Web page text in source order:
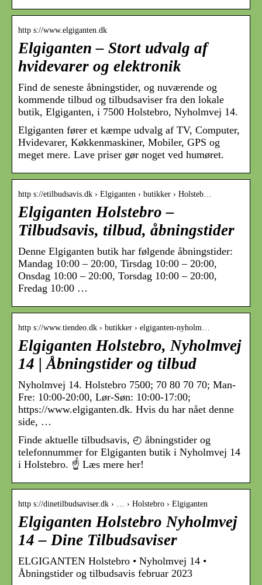
http s://www.elgiganten.dk
Elgiganten – Stort udvalg af
hvidevarer og elektronik
Find de seneste åbningstider, og nuværende og
kommende tilbud og tilbudsaviser fra den lokale
butik, Elgiganten, i 7500 Holstebro, Nyholmvej 14.
Elgiganten fører et kæmpe udvalg af TV, Computer,
Hvidevarer, Køkkenmaskiner, Mobiler, GPS og
meget mere. Lave priser gør noget ved humøret.
http s://etilbudsavis.dk › Elgiganten › butikker › Holsteb…
Elgiganten Holstebro –
Tilbudsavis, tilbud, åbningstider
Denne Elgiganten butik har følgende åbningstider:
Mandag 10:00 – 20:00, Tirsdag 10:00 – 20:00,
Onsdag 10:00 – 20:00, Torsdag 10:00 – 20:00,
Fredag 10:00 …
http s://www.tiendeo.dk › butikker › elgiganten-nyholm…
Elgiganten Holstebro, Nyholmvej
14 | Åbningstider og tilbud
Nyholmvej 14. Holstebro 7500; 70 80 70 70; Man-
Fre: 10:00-20:00, Lør-Søn: 10:00-17:00;
https://www.elgiganten.dk. Hvis du har nået denne
side, …
Finde aktuelle tilbudsavis, ◴ åbningstider og
telefonnummer for Elgiganten butik i Nyholmvej 14
i Holstebro. ☝ Læs mere her!
http s://dinetilbudsaviser.dk › … › Holstebro › Elgiganten
Elgiganten Holstebro Nyholmvej
14 – Dine Tilbudsaviser
ELGIGANTEN Holstebro • Nyholmvej 14 •
Åbningstider og tilbudsavis februar 2023